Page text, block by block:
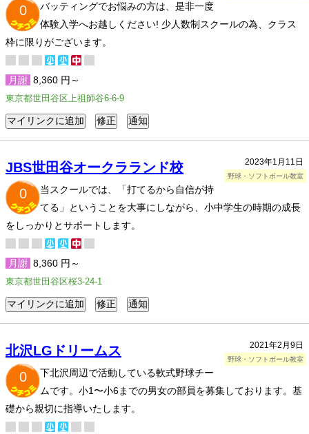
0
バッティングでお悩みの方は、是非一度
体験入学へお越しください! 少人数制スクールの為、クラス
枠に限りがございます。
月謝 8,360 円～
東京都世田谷区上祖師谷6-6-9
2023年1月11日
野球・ソフトボール教室
JBS世田谷オークラランド校
0
当スクールでは、「打てるから自信が持
てる」ということを大事にしながら、小中学生の時期の成長
をしっかりとサポートします。
月謝 8,360 円～
東京都世田谷区桜3-24-1
2021年2月9日
野球・ソフトボール教室
北沢LGドリームス
0
下北沢周辺で活動している軟式野球チー
ムです。小1〜小6までの男女の部員を募集しております。基
礎から親切に指導いたします。